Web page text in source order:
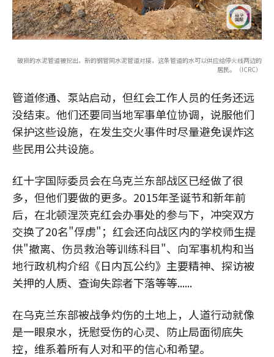
破损的水泥管道被挖出，新的钢管同水泥管道对接，这条管道的水可以供应给停火线两边的
居民。（ICRC）
管道修通、泵站启动，但红会工作人员的任务还远
没结束。他们还要同当地军事单位协调，说服他们
保护这些设施，在发生交火事件时尽量避免误炸这
些民用公共设施。
红十字国际委员会在乌克兰东部战区已经做了很
多，但他们要做的更多。2015年圣诞节和新年前
后，在北顿涅茨克红会办事处的参与下，冲突双方
交换了20名"俘虏"；红会还向战区内的学校师生提
供"撤离、伤员救治等训练科目"、向军事机构和当
地行政机构介绍《日内瓦公约》主要精神、探访被
关押的人质、查询失踪者下落等等......
在乌克兰东部被战争灼伤的土地上，人道行动就像
是一眼泉水，抚慰受伤的心灵、防止局面彻底失
控，维系着所有人对和平的信心和希望。